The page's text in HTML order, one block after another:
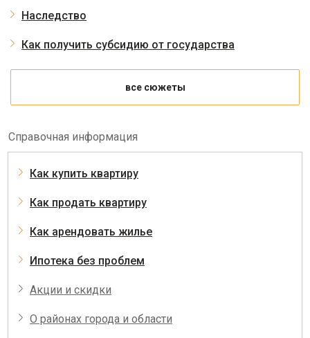
Наследство
Как получить субсидию от государства
все сюжеты
Справочная информация
Как купить квартиру
Как продать квартиру
Как арендовать жилье
Ипотека без проблем
Акции и скидки
О районах города и области